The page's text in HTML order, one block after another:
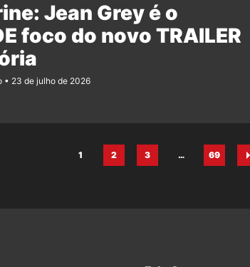
Jean Grey é o
foco do novo TRAILER
23 de julho de 2026
Página
1
Página
2
Página
3
…
Página
69